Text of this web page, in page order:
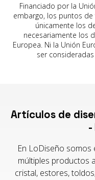
Financiado por la
embargo, los puntos
únicamente los
necesariamente los
Europea. Ni la Unión
ser
Artículos de
-
En LoDiseño somos
múltiples productos
cristal, estores,